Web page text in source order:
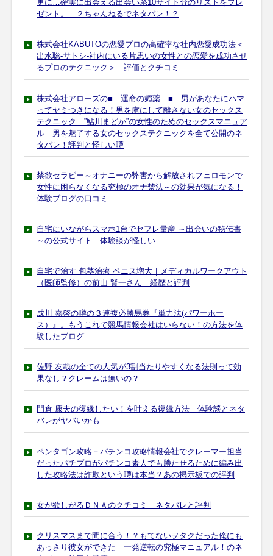
更に…確実に出会える出会い系10サイト分のリストをプレ
ゼント。 ２ちゃんねるでネタバレ！？
株式会社KABUTOの恋愛プロの高確率な社内恋愛成功法＜
出水聡-サトシ-社内にいる片思いの女性との恋愛を成功させ
るプロのテクニック＞ 評価とクチコミ
株式会社アローズの■ 運命の媚薬 ■ 男があなたにハマ
ってヤミつきになる！男を虜にして離さない女のセックス
テクニック ”鮎川まどか”の女性のためのセックスマニュア
ル 男を魅了する女のセックステクニックを全て公開のネ
タバレ！評判と怪しい噂
禁欲セラピー～オナニーの弊害から解放されフェロモンで
女性に困らなくなる究極のオナ禁法～の効果が気になる！
体験ブログの口コミ
自宅にいながらスマホ1台でセフレ量産 ～出会いの秘伝書
～の公式サイト 体験談が怪しい
自宅で治す 包茎治療 ペニス増大｜メディカルワークアウト
（医師監修）の前山 賢一さん 経歴と評判
成川 嘉啓の噂の３連複必勝馬券『単力法(パワーホー
ス）』。もうこれで競馬情報会社はいらない！の方法を体
験したブログ
佐野 友哉の全ての人気が3割当たりやすくなる法則って効
果なし？クレームは無いの？
門倉 康夫の復縁したい！を叶える復縁方法 体験談とネタ
バレがヤバいかも
ペンタゴン攻略－パチンコ攻略情報会社でクレーマー担当
だったパチプロがパチンコ素人でも勝たせるために編み出
した攻略法は詐欺という噂は本当？あの掲示板での評判
女が欲しがるＤＮＡのクチコミ ネタバレと評判
クリスマスまで間に合う！？もてないヲタクだった俺にも
あっさり彼女ができた 一発逆転の究極マニュアル！のネ